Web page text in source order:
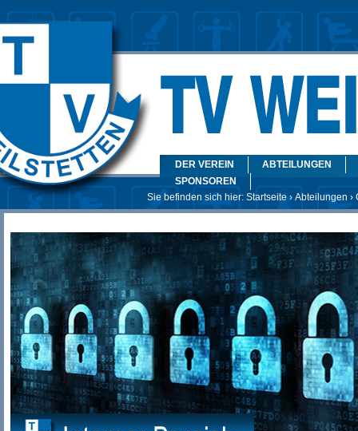
DER VEREIN
ABTEILUNGEN
SPONSOREN
Sie befinden sich hier: Startseite› Abteilungen ›